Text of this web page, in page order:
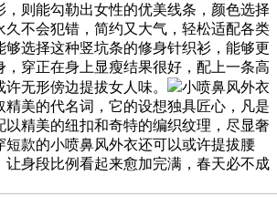
，则能勾勒出女性的优美线条，颜色选择
久不会犯错，简约又大气，轻松适配各类
够选择这种竖坑条的修身针织衫，能够更
，穿正在身上显瘦结果很好，配上一条高
无形傍边提拔女人味。
小喷鼻风外衣
精美的代名词，它的设想独具匠心，凡是
以精美的纽扣和奇特的编织纹理，尽显奢
短款的小喷鼻风外衣还可以或许提拔腰
让身段比例看起来愈加完满，春天必不成